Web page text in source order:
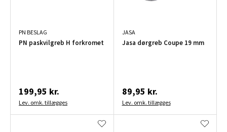
PN BESLAG
PN paskvilgreb H forkromet
199,95 kr.
Lev. omk. tillægges
JASA
Jasa dørgreb Coupe 19 mm
89,95 kr.
Lev. omk. tillægges